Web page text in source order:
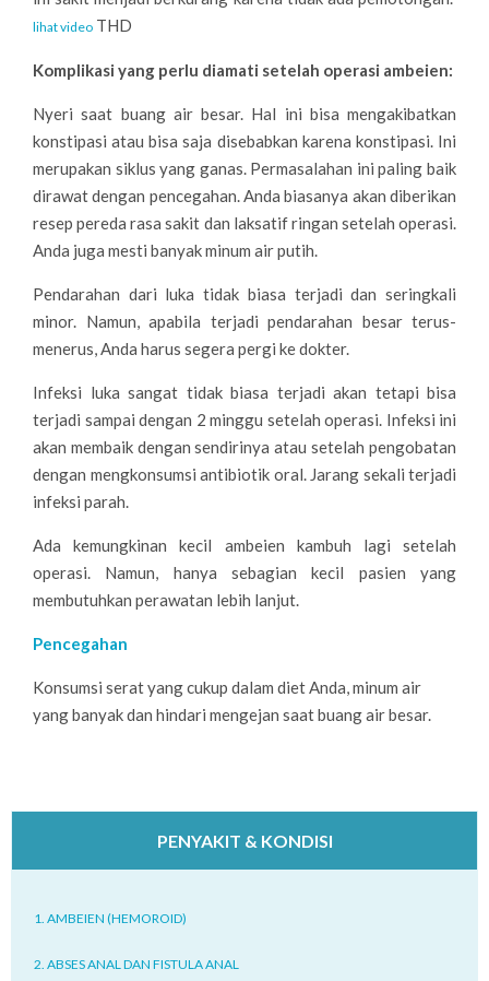
lihat video THD
Komplikasi yang perlu diamati setelah operasi ambeien:
Nyeri saat buang air besar. Hal ini bisa mengakibatkan
konstipasi atau bisa saja disebabkan karena konstipasi. Ini
merupakan siklus yang ganas. Permasalahan ini paling baik
dirawat dengan pencegahan. Anda biasanya akan diberikan
resep pereda rasa sakit dan laksatif ringan setelah operasi.
Anda juga mesti banyak minum air putih.
Pendarahan dari luka tidak biasa terjadi dan seringkali
minor. Namun, apabila terjadi pendarahan besar terus-
menerus, Anda harus segera pergi ke dokter.
Infeksi luka sangat tidak biasa terjadi akan tetapi bisa
terjadi sampai dengan 2 minggu setelah operasi. Infeksi ini
akan membaik dengan sendirinya atau setelah pengobatan
dengan mengkonsumsi antibiotik oral. Jarang sekali terjadi
infeksi parah.
Ada kemungkinan kecil ambeien kambuh lagi setelah
operasi. Namun, hanya sebagian kecil pasien yang
membutuhkan perawatan lebih lanjut.
Pencegahan
Konsumsi serat yang cukup dalam diet Anda, minum air
yang banyak dan hindari mengejan saat buang air besar.
05-
PENYAKIT & KONDISI
1. AMBEIEN (HEMOROID)
2. ABSES ANAL DAN FISTULA ANAL